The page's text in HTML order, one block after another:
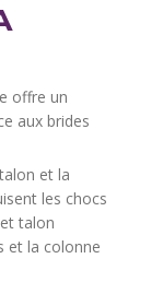
offre un
aux brides
et la
les chocs
talon
et la colonne